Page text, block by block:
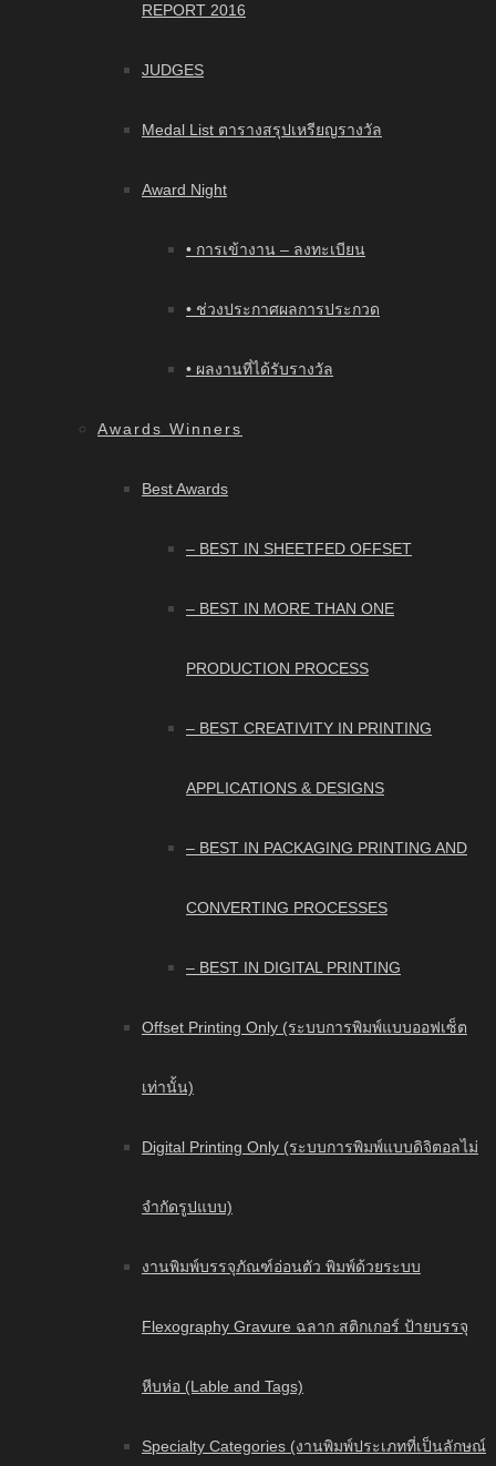
REPORT 2016
JUDGES
Medal List ตารางสรุปเหรียญรางวัล
Award Night
• การเข้างาน – ลงทะเบียน
• ช่วงประกาศผลการประกวด
• ผลงานที่ได้รับรางวัล
Awards Winners
Best Awards
– BEST IN SHEETFED OFFSET
– BEST IN MORE THAN ONE
PRODUCTION PROCESS
– BEST CREATIVITY IN PRINTING
APPLICATIONS & DESIGNS
– BEST IN PACKAGING PRINTING AND
CONVERTING PROCESSES
– BEST IN DIGITAL PRINTING
Offset Printing Only (ระบบการพิมพ์แบบออฟเซ็ต
เท่านั้น)
Digital Printing Only (ระบบการพิมพ์แบบดิจิตอลไม่
จำกัดรูปแบบ)
งานพิมพ์บรรจุภัณฑ์อ่อนตัว พิมพ์ด้วยระบบ
Flexography Gravure ฉลาก สติกเกอร์ ป้ายบรรจุ
หีบห่อ (Lable and Tags)
Specialty Categories (งานพิมพ์ประเภทที่เป็นลักษณ์